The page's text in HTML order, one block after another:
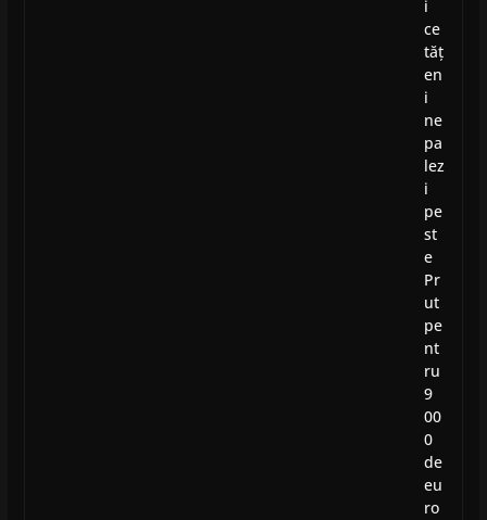
i
ce
tăț
en
i
ne
pa
lez
i
pe
st
e
Pr
ut
pe
nt
ru
9
00
0
de
eu
ro